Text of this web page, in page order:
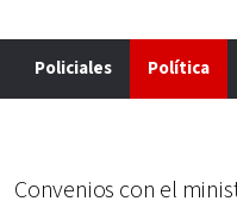
Policiales Política
Convenios con el